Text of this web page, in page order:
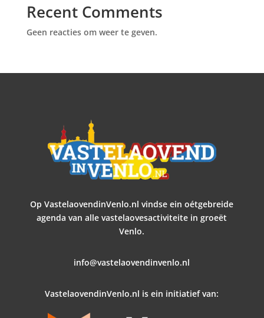
Recent Comments
Geen reacties om weer te geven.
Op VastelaovendinVenlo.nl vindse ein oétgebreide
agenda van alle vastelaovesactiviteite in groeët
Venlo.
info@vastelaovendinvenlo.nl
VastelaovendinVenlo.nl is ein initiatief van: